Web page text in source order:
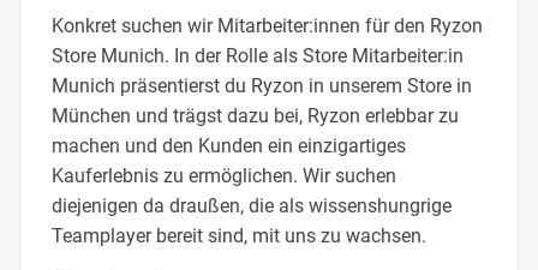
Konkret suchen wir Mitarbeiter:innen für den Ryzon
Store Munich. In der Rolle als Store Mitarbeiter:in
Munich präsentierst du Ryzon in unserem Store in
München und trägst dazu bei, Ryzon erlebbar zu
machen und den Kunden ein einzigartiges
Kauferlebnis zu ermöglichen. Wir suchen
diejenigen da draußen, die als wissenshungrige
Teamplayer bereit sind, mit uns zu wachsen.